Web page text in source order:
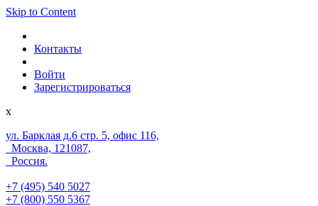
Skip to Content
Контакты
Войти
Зарегистрироваться
x
ул. Барклая д.6 стр. 5, офис 116,
Москва, 121087,
Россия.
+7 (495) 540 5027
+7 (800) 550 5367